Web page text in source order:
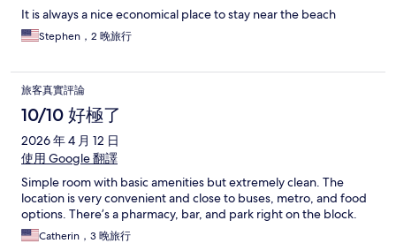
It is always a nice economical place to stay near the beach
Stephen，2 晚旅行
旅客真實評論
10/10 好極了
2026 年 4 月 12 日
使用 Google 翻譯
Simple room with basic amenities but extremely clean. The
location is very convenient and close to buses, metro, and food
options. There’s a pharmacy, bar, and park right on the block.
Catherin，3 晚旅行